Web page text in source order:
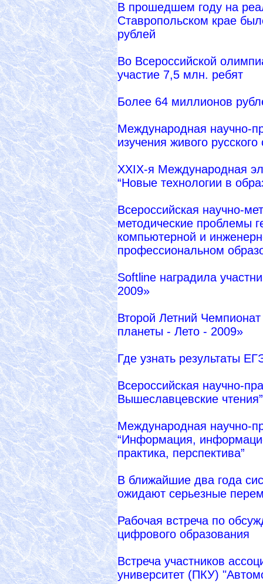
В прошедшем году на
Ставропольском крае
рублей
Во Всероссийской
участие 7,5 млн. ребят
Более 64 миллионов
Международная научно-
изучения живого
XXIX-я Международная
“Новые технологии в
Всероссийская научно-
методические проблемы
компьютерной и
профессиональном
Softline наградила
2009»
Второй Летний
планеты - Лето - 2009»
Где узнать результаты
Всероссийская научно-
Вышеславцевские чтения”
Международная научно-
“Информация,
практика, перспектива”
В ближайшие два года
ожидают серьезные
Рабочая встреча по
цифрового образования
Встреча участников
университет (ПКУ)